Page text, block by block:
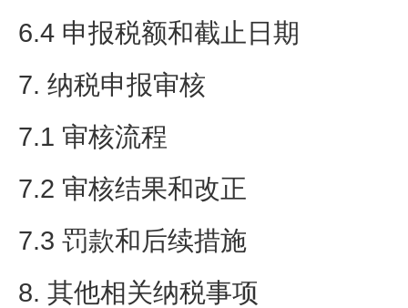
6.4 申报税额和截止日期
7. 纳税申报审核
7.1 审核流程
7.2 审核结果和改正
7.3 罚款和后续措施
8. 其他相关纳税事项